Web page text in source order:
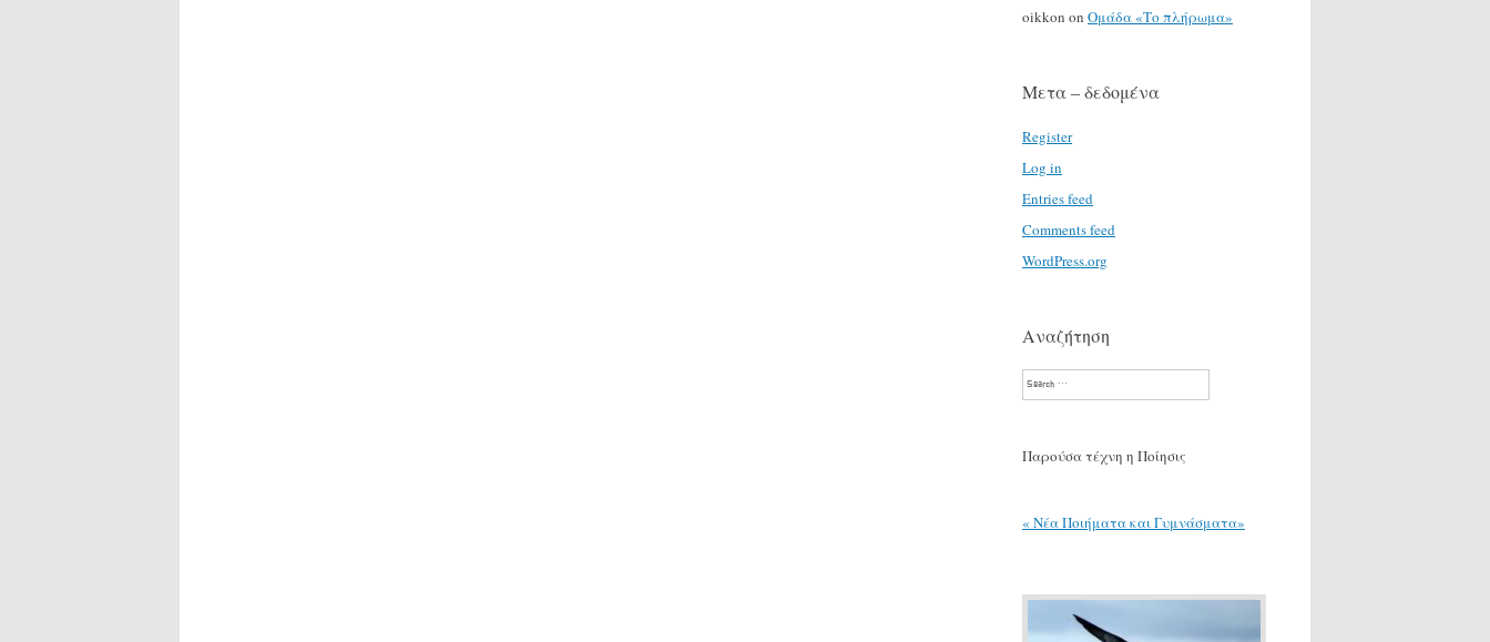
oikkon on Ομάδα «Το πλήρωμα»
Μετα – δεδομένα
Register
Log in
Entries feed
Comments feed
WordPress.org
Αναζήτηση
Search
Παρούσα τέχνη η Ποίησις
« Νέα Ποιήματα και Γυμνάσματα»